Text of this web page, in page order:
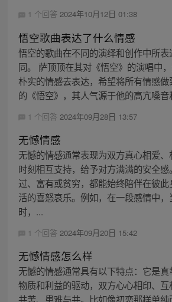
1 个回答 2024年10月12日 01:38
悟空歌曲表达了什么情感
悟空的歌曲在不同的演绎和创作中所
同。 萨顶顶在其对《悟空》的演唱中
朴实的情感去表达，希望将所有情感
的《悟空》，其人气源于他的高亢嗓音
1 个回答 2024年09月28日 13:57
无憾情感
无憾的情感通常表现为双方真心相爱
时刻相互支持，给予对方满满的安全
过、富有或贫穷，都能始终陪伴在彼
活的喜怒哀乐。例如，在一段感情中
时，...
1 个回答 2024年09月20日 15:42
无憾情感怎么样
无憾的情感通常具有以下特点：它是
物质和利益的驱动，双方心心相印、
共苦、患难与共。比如像初恋那样单